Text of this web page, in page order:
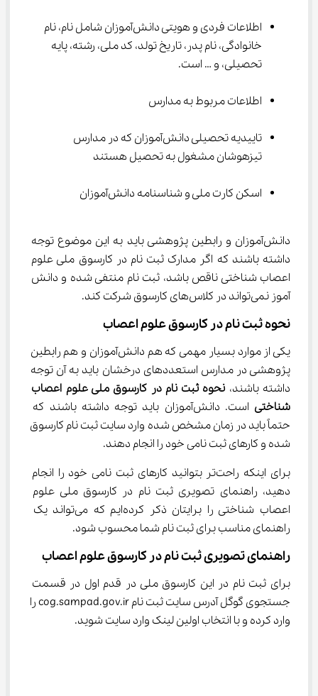
اطلاعات فردی و هویتی دانش‌آموزان شامل نام، نام
خانوادگی، نام پدر، تاریخ تولد، کد ملی، رشته، پایه
تحصیلی، و … است.
اطلاعات مربوط به مدارس
تاییدیه تحصیلی دانش‌آموزان که در مدارس
تیزهوشان مشغول به تحصیل هستند
اسکن کارت ملی و شناسنامه دانش‌آموزان
دانش‌آموزان و رابطین پژوهشی باید به این موضوع توجه
داشته باشند که اگر مدارک ثبت نام در کارسوق ملی علوم
اعصاب شناختی ناقص باشد، ثبت نام منتفی شده و دانش
آموز نمی‌تواند در کلاس‌های کارسوق شرکت کند.
نحوه ثبت نام در کارسوق علوم اعصاب
یکی از موارد بسیار مهمی که هم دانش‌آموزان و هم رابطین
پژوهشی در مدارس استعددهای درخشان باید به آن توجه
داشته باشند، نحوه ثبت نام در کارسوق ملی علوم اعصاب
شناختی
است. دانش‌آموزان باید توجه داشته باشند که
حتماً باید در زمان مشخص شده وارد سایت ثبت نام کارسوق
شده و کارهای ثبت نامی خود را انجام دهند.
برای اینکه راحت‌تر بتوانید کارهای ثبت نامی خود را انجام
دهید، راهنمای تصویری ثبت نام در کارسوق ملی علوم
اعصاب شناختی را برایتان ذکر کرده‌ایم که می‌تواند یک
راهنمای مناسب برای ثبت نام شما محسوب شود.
راهنمای تصویری ثبت نام در کارسوق علوم اعصاب
برای ثبت نام در این کارسوق ملی در قدم اول در قسمت
جستجوی گوگل آدرس سایت ثبت نام cog.sampad.gov.ir را
وارد کرده و با انتخاب اولین لینک وارد سایت شوید.